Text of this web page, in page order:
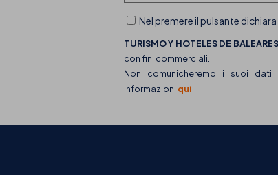
Nel premere il pulsante
TURISMO Y HOTELES DE
con fini commerciali.
Non comunicheremo i suoi
informazioni qui